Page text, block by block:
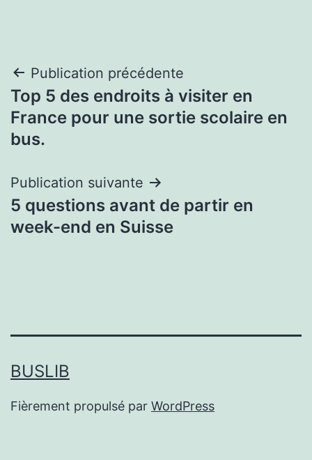
Navigation
de
l’article
Publication précédente
Top 5 des endroits à visiter en
France pour une sortie scolaire en
bus.
Publication suivante
5 questions avant de partir en
week-end en Suisse
BUSLIB
Fièrement propulsé par WordPress